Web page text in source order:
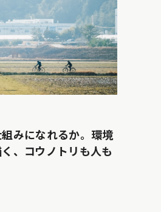
みになれるか。環境
、コウノトリも人も